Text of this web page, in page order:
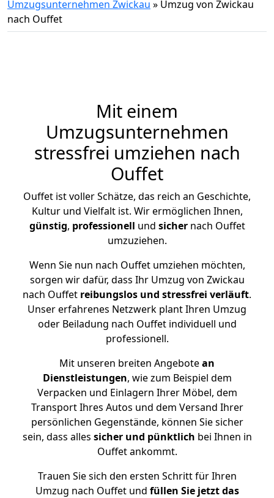
Umzugsunternehmen Zwickau » Umzug von Zwickau
nach Ouffet
Mit einem
Umzugsunternehmen
stressfrei umziehen nach
Ouffet
Ouffet ist voller Schätze, das reich an Geschichte,
Kultur und Vielfalt ist. Wir ermöglichen Ihnen,
günstig, professionell und sichernach Ouffet
umzuziehen.
Wenn Sie nun nach Ouffet umziehen möchten,
sorgen wir dafür, dass Ihr Umzug von Zwickau
nach Ouffet reibungslos und stressfrei verläuft.
Unser erfahrenes Netzwerk plant Ihren Umzug
oder Beiladung nach Ouffet individuell und
professionell.
Mit unseren breiten Angebotean
Dienstleistungen, wie zum Beispiel dem
Verpacken und Einlagern Ihrer Möbel, dem
Transport Ihres Autos und dem Versand Ihrer
persönlichen Gegenstände, können Sie sicher
sein, dass alles sicher und pünktlich bei Ihnen in
Ouffet ankommt.
Trauen Sie sich den ersten Schritt für Ihren
Umzug nach Ouffet und füllen Sie jetzt das